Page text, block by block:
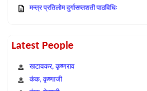
मन्त्र प्रतिलोम दुर्गासप्तशती पाठविधिः
Latest People
खटावकर, कृष्णराव
कंक, कृष्णाजी